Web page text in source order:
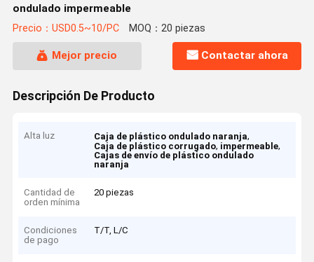
ondulado impermeable
Precio：USD0.5~10/PC MOQ：20 piezas
Mejor precio Contactar ahora
Descripción De Producto
Alta luz Caja de plástico ondulado naranja,
Caja de plástico corrugado, impermeable,
Cajas de envío de plástico ondulado
naranja
Cantidad de
orden mínima
20 piezas
Condiciones
de pago
T/T, L/C